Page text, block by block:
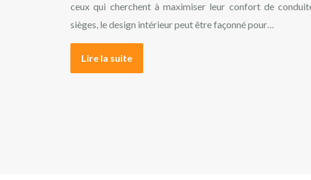
ceux qui cherchent à maximiser leur confort de
sièges, le design intérieur peut être façonné pour…
Lire la suite